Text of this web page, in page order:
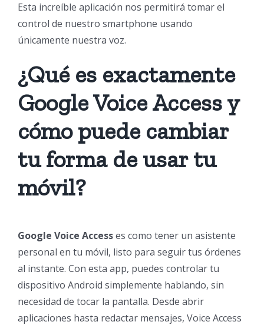
Esta increíble aplicación nos permitirá tomar el
control de nuestro smartphone usando
únicamente nuestra voz.
¿Qué es exactamente
Google Voice Access y
cómo puede cambiar
tu forma de usar tu
móvil?
Google Voice Accesses como tener un asistente
personal en tu móvil, listo para seguir tus órdenes
al instante. Con esta app, puedes controlar tu
dispositivo Android simplemente hablando, sin
necesidad de tocar la pantalla. Desde abrir
aplicaciones hasta redactar mensajes, Voice Access